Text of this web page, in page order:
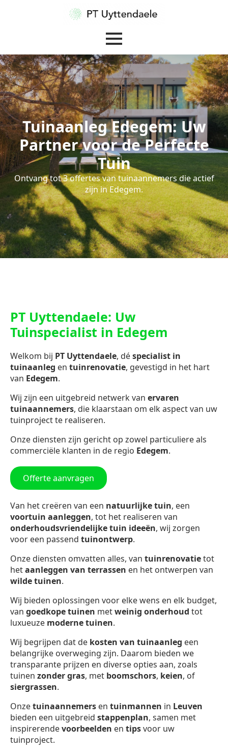
Tuinaanleg Edegem: Uw
Partner voor de Perfecte
Tuin
Ontvang tot 3 offertes van tuinaannemers die actief
zijn in Edegem.
PT Uyttendaele: Uw
Tuinspecialist in Edegem
Welkom bij PT Uyttendaele, déspecialist in
tuinaanleg en tuinrenovatie, gevestigd in het hart
van Edegem.
Wij zijn een uitgebreid netwerk van ervaren
tuinaannemers, die klaarstaan om elk aspect van uw
tuinproject te realiseren.
Onze diensten zijn gericht op zowel particuliere als
commerciële klanten in de regio Edegem.
Offerte aanvragen
Van het creëren van een natuurlijke tuin, een
voortuin aanleggen, tot het realiseren van
onderhoudsvriendelijke tuin ideeën, wij zorgen
voor een passend tuinontwerp.
Onze diensten omvatten alles, van tuinrenovatietot
hetaanleggen van terrassen en het ontwerpen van
wilde tuinen.
Wij bieden oplossingen voor elke wens en elk budget,
van goedkope tuinen metweinig onderhoud tot
luxueuze moderne tuinen.
Wij begrijpen dat de kosten van tuinaanleg een
belangrijke overweging zijn. Daarom bieden we
transparante prijzen en diverse opties aan, zoals
tuinen zonder gras, met boomschors, keien, of
siergrassen.
Onzetuinaannemers en tuinmannen in Leuven
bieden een uitgebreid stappenplan, samen met
inspirerendevoorbeelden en tipsvoor uw
tuinproject.